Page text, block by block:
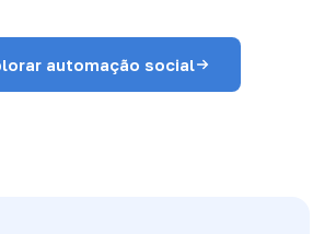
automação social